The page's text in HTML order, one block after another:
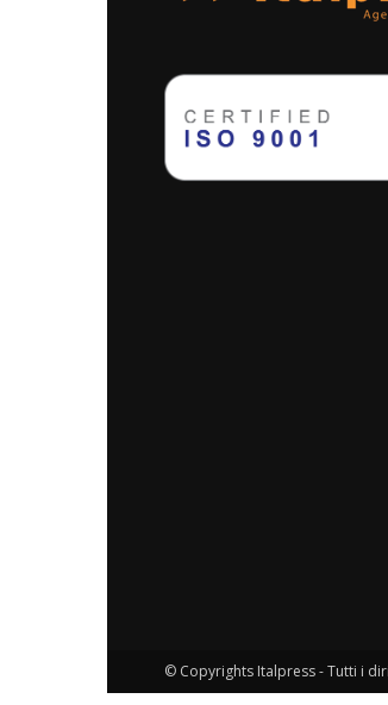
© Copyrights Italpress - Tutti i